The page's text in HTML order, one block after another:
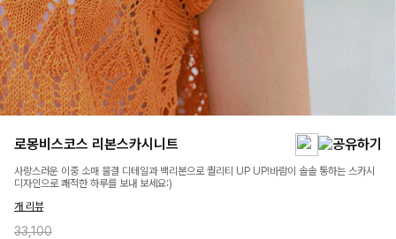
로몽비스코스 리본스카시니트
사랑스러운 이중 소매 물결 디테일과 백리본으로 퀄리티 UP UP!바람이 솔솔 통하는 스카시
디자인으로 쾌적한 하루를 보내 보세요:)
개 리뷰
33,100